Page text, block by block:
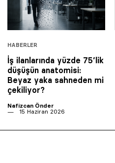
HABERLER
İş ilanlarında yüzde 75’lik
düşüşün anatomisi:
Beyaz yaka sahneden mi
çekiliyor?
Nafizcan Önder
15 Haziran 2026